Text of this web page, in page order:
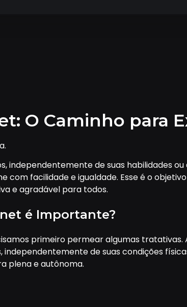
O Caminho para
independentemente de suas habilidades
com facilidade e igualdade. Esse é o
e agradável para todos.
é Importante?
primeiro permear algumas tratativas.
de suas condições
plena e autônoma.